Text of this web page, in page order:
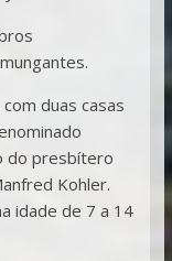
duas casas
do presbítero
Kohler.
idade de 7 a 14